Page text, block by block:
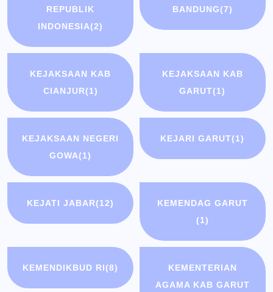
REPUBLIK
INDONESIA(2)
BANDUNG(7)
KEJAKSAAN KAB
CIANJUR(1)
KEJAKSAAN KAB
GARUT(1)
KEJAKSAAN NEGERI
GOWA(1)
KEJARI GARUT(1)
KEJATI JABAR(12)
KEMENDAG GARUT
(1)
KEMENDIKBUD RI(8)
KEMENTERIAN
AGAMA KAB GARUT